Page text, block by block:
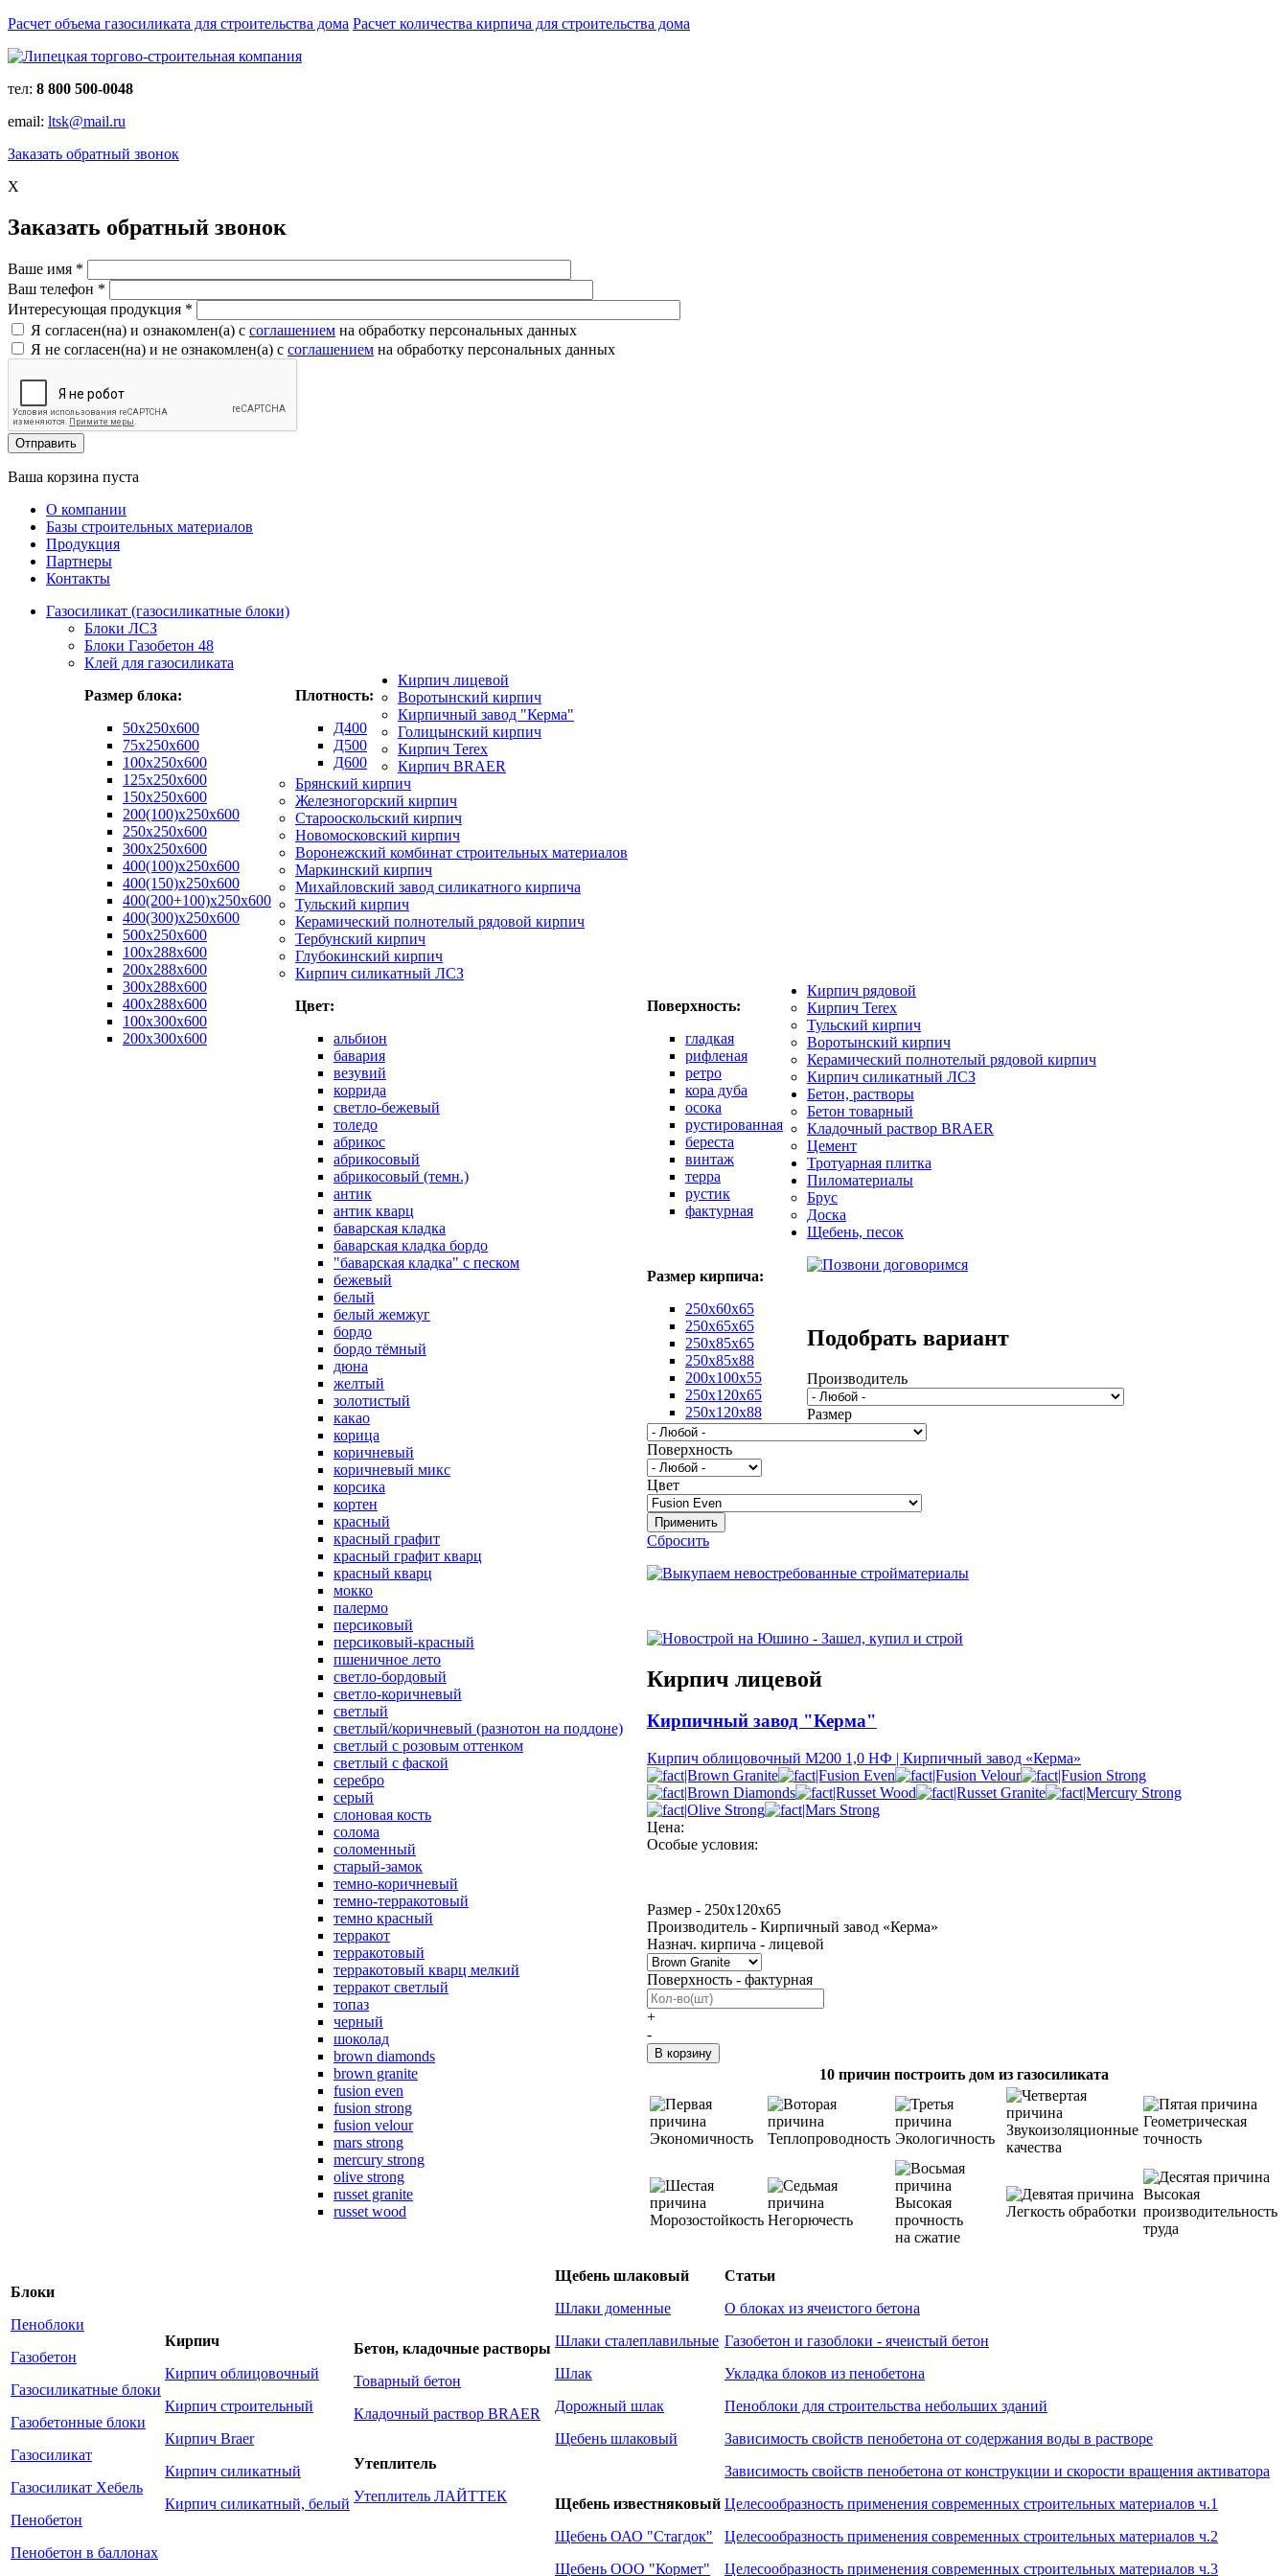
Расчет объема газосиликата для строительства дома Расчет количества кирпича для строительства дома
тел: 8 800 500-0048
email: ltsk@mail.ru
Заказать обратный звонок
X
Заказать обратный звонок
Ваше имя *
Ваш телефон *
Интересующая продукция *
Я согласен(на) и ознакомлен(a) с соглашением на обработку персональных данных
Я не согласен(на) и не ознакомлен(a) с соглашением на обработку персональных данных
Ваша корзина пуста
О компании
Базы строительных материалов
Продукция
Партнеры
Контакты
Газосиликат (газосиликатные блоки)
Блоки ЛСЗ
Блоки Газобетон 48
Клей для газосиликата
Размер блока:
50х250х600
75x250x600
100x250x600
125x250x600
150x250x600
200(100)x250x600
250x250x600
300x250x600
400(100)x250x600
400(150)x250x600
400(200+100)x250x600
400(300)x250x600
500x250x600
100x288x600
200x288x600
300x288x600
400x288x600
100х300х600
200х300х600
Плотность:
Д400
Д500
Д600
Кирпич лицевой
Воротынский кирпич
Кирпичный завод "Керма"
Голицынский кирпич
Кирпич Terex
Кирпич BRAER
Брянский кирпич
Железногорский кирпич
Старооскольский кирпич
Новомосковский кирпич
Воронежский комбинат строительных материалов
Маркинский кирпич
Михайловский завод силикатного кирпича
Тульский кирпич
Керамический полнотелый рядовой кирпич
Тербунский кирпич
Глубокинский кирпич
Кирпич силикатный ЛСЗ
Цвет:
альбион
бавария
везувий
коррида
светло-бежевый
толедо
абрикос
абрикосовый
абрикосовый (темн.)
антик
антик кварц
баварская кладка
баварская кладка бордо
"баварская кладка" с песком
бежевый
белый
белый жемжуг
бордо
бордо тёмный
дюна
желтый
золотистый
какао
корица
коричневый
коричневый микс
корсика
кортен
красный
красный графит
красный графит кварц
красный кварц
мокко
палермо
персиковый
персиковый-красный
пшеничное лето
светло-бордовый
светло-коричневый
светлый
светлый/коричневый (разнотон на поддоне)
светлый с розовым оттенком
светлый с фаской
серебро
серый
слоновая кость
солома
соломенный
старый-замок
темно-коричневый
темно-терракотовый
темно красный
терракот
терракотовый
терракотовый кварц мелкий
терракот светлый
топаз
черный
шоколад
brown diamonds
brown granite
fusion even
fusion strong
fusion velour
mars strong
mercury strong
olive strong
russet granite
russet wood
Поверхность:
гладкая
рифленая
ретро
кора дуба
осока
рустированная
береста
винтаж
терра
рустик
фактурная
Размер кирпича:
250х60х65
250х65х65
250х85х65
250х85х88
200х100х55
250х120х65
250х120х88
Кирпич рядовой
Кирпич Terex
Тульский кирпич
Воротынский кирпич
Керамический полнотелый рядовой кирпич
Кирпич силикатный ЛСЗ
Бетон, растворы
Бетон товарный
Кладочный раствор BRAER
Цемент
Тротуарная плитка
Пиломатериалы
Брус
Доска
Щебень, песок
Подобрать вариант
Производитель
Размер
Поверхность
Цвет
Сбросить
Кирпич лицевой
Кирпичный завод "Керма"
Кирпич облицовочный М200 1,0 НФ | Кирпичный завод «Керма»
Цена:
Особые условия:
Размер - 250х120х65
Производитель - Кирпичный завод «Керма»
Назнач. кирпича - лицевой
Поверхность - фактурная
+
-
10 причин построить дом из газосиликата
Экономичность Теплопроводность Экологичность
Звукоизоляционные
качества
Геометрическая
точность
Морозостойкость Негорючесть
Высокая
прочность
на сжатие
Легкость обработки
Высокая
производительность
труда
Блоки
Пеноблоки
Газобетон
Газосиликатные блоки
Газобетонные блоки
Газосиликат
Газосиликат Хебель
Пенобетон
Пенобетон в баллонах
Кирпич
Кирпич облицовочный
Кирпич строительный
Кирпич Braer
Кирпич силикатный
Кирпич силикатный, белый
Бетон, кладочные растворы
Товарный бетон
Кладочный раствор BRAER
Утеплитель
Утеплитель ЛАЙТТЕК
Щебень шлаковый
Шлаки доменные
Шлаки сталеплавильные
Шлак
Дорожный шлак
Щебень шлаковый
Щебень известняковый
Щебень ОАО "Стагдок"
Щебень ООО "Кормет"
Статьи
О блоках из ячеистого бетона
Газобетон и газоблоки - ячеистый бетон
Укладка блоков из пенобетона
Пеноблоки для строительства небольших зданий
Зависимость свойств пенобетона от содержания воды в растворе
Зависимость свойств пенобетона от конструкции и скорости вращения активатора
Целесообразность применения современных строительных материалов ч.1
Целесообразность применения современных строительных материалов ч.2
Целесообразность применения современных строительных материалов ч.3